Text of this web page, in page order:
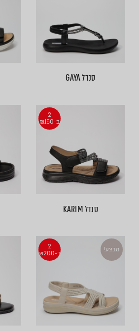
סנדל GAYA
2
ב-₪150
סנדל KARIM
2
ב-₪200
מבצע!